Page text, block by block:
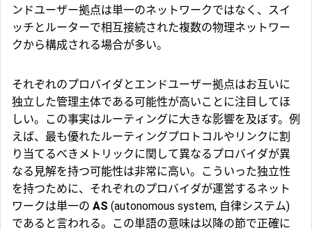
ンドユーザー拠点は単一のネットワークではなく、スイ
ッチとルーターで相互接続された複数の物理ネットワー
クから構成される場合が多い。
それぞれのプロバイダとエンドユーザー拠点はお互いに
独立した管理主体である可能性が高いことに注目してほ
しい。この事実はルーティングに大きな影響を及ぼす。例
えば、最も優れたルーティングプロトコルやリンクに割
り当てるべきメトリックに関して異なるプロバイダが異
なる見解を持つ可能性は非常に高い。こういった独立性
を持つために、それぞれのプロバイダが運営するネット
ワークは単一の AS (autonomous system, 自律システム)
であると言われる。この単語の意味は以降の節で正確に